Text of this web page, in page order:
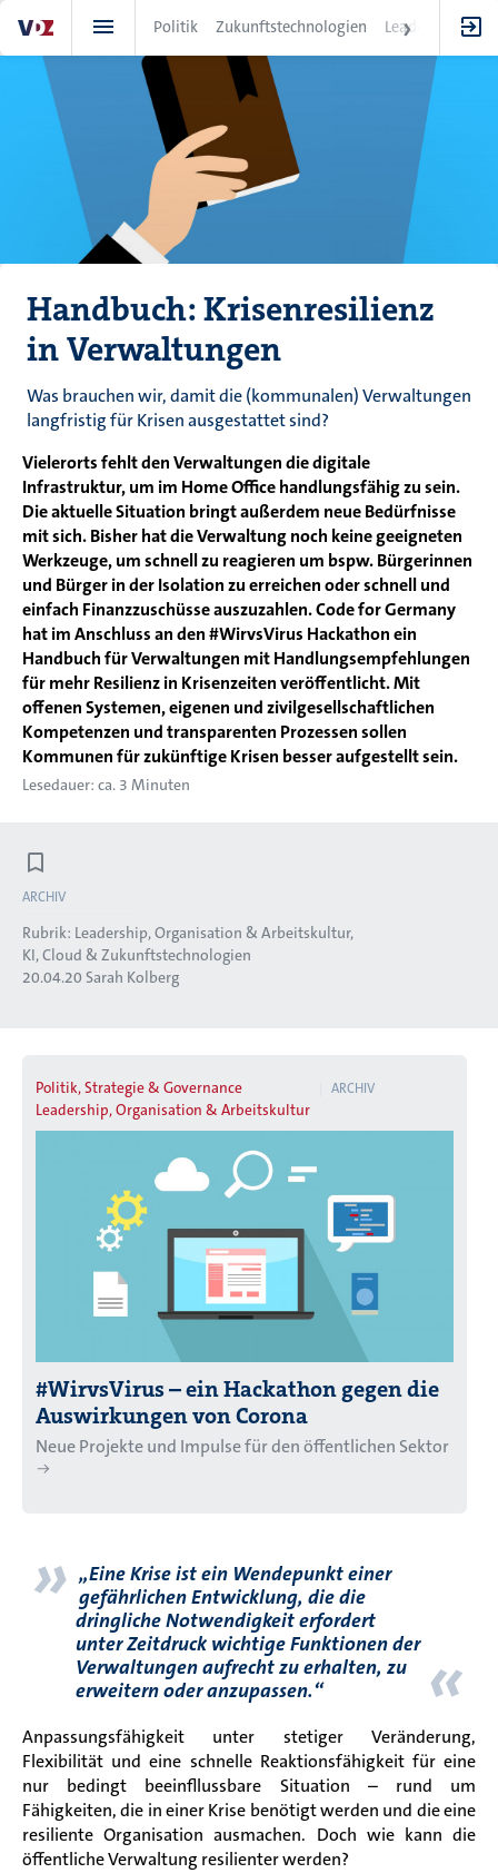
zum
Inhalt
Politik Zukunftstechnologien Leadership
Handbuch: Krisenresilienz
in Verwaltungen
Was brauchen wir, damit die (kommunalen) Verwaltungen
langfristig für Krisen ausgestattet sind?
Vielerorts fehlt den Verwaltungen die digitale
Infrastruktur, um im Home Office handlungsfähig zu sein.
Die aktuelle Situation bringt außerdem neue Bedürfnisse
mit sich. Bisher hat die Verwaltung noch keine geeigneten
Werkzeuge, um schnell zu reagieren um bspw. Bürgerinnen
und Bürger in der Isolation zu erreichen oder schnell und
einfach Finanzzuschüsse auszuzahlen. Code for Germany
hat im Anschluss an den #WirvsVirus Hackathon ein
Handbuch für Verwaltungen mit Handlungsempfehlungen
für mehr Resilienz in Krisenzeiten veröffentlicht. Mit
offenen Systemen, eigenen und zivilgesellschaftlichen
Kompetenzen und transparenten Prozessen sollen
Kommunen für zukünftige Krisen besser aufgestellt sein.
Lesedauer: ca. 3 Minuten
ARCHIV
Rubrik: Leadership, Organisation & Arbeitskultur
KI, Cloud & Zukunftstechnologien
20.04.20 Sarah Kolberg
Politik, Strategie & Governance
Leadership, Organisation & Arbeitskultur
ARCHIV
#WirvsVirus – ein Hackathon gegen die
Auswirkungen von Corona
Neue Projekte und Impulse für den öffentlichen Sektor
» „Eine Krise ist ein Wendepunkt einer
gefährlichen Entwicklung, die die
dringliche Notwendigkeit erfordert
unter Zeitdruck wichtige Funktionen der
Verwaltungen aufrecht zu erhalten, zu
erweitern oder anzupassen.“
«
Anpassungsfähigkeit unter stetiger Veränderung,
Flexibilität und eine schnelle Reaktionsfähigkeit für eine
nur bedingt beeinfllussbare Situation – rund um
Fähigkeiten, die in einer Krise benötigt werden und die eine
resiliente Organisation ausmachen. Doch wie kann die
öffentliche Verwaltung resilienter werden?